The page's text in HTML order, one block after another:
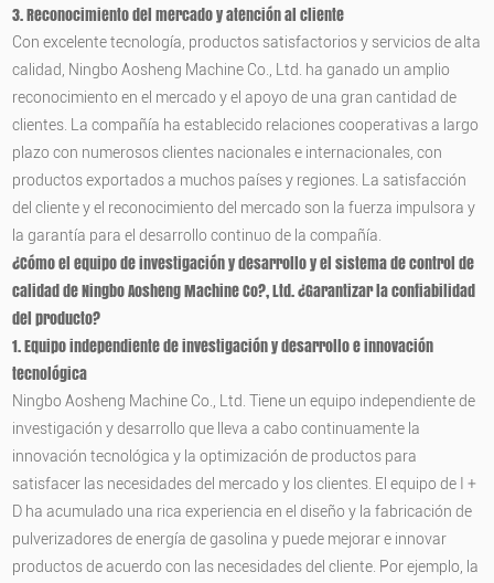
3. Reconocimiento del mercado y atención al cliente
Con excelente tecnología, productos satisfactorios y servicios de alta
calidad, Ningbo Aosheng Machine Co., Ltd. ha ganado un amplio
reconocimiento en el mercado y el apoyo de una gran cantidad de
clientes. La compañía ha establecido relaciones cooperativas a largo
plazo con numerosos clientes nacionales e internacionales, con
productos exportados a muchos países y regiones. La satisfacción
del cliente y el reconocimiento del mercado son la fuerza impulsora y
la garantía para el desarrollo continuo de la compañía.
¿Cómo el equipo de investigación y desarrollo y el sistema de control de
calidad de Ningbo Aosheng Machine Co?, Ltd. ¿Garantizar la confiabilidad
del producto?
1. Equipo independiente de investigación y desarrollo e innovación
tecnológica
Ningbo Aosheng Machine Co., Ltd. Tiene un equipo independiente de
investigación y desarrollo que lleva a cabo continuamente la
innovación tecnológica y la optimización de productos para
satisfacer las necesidades del mercado y los clientes. El equipo de I +
D ha acumulado una rica experiencia en el diseño y la fabricación de
pulverizadores de energía de gasolina y puede mejorar e innovar
productos de acuerdo con las necesidades del cliente. Por ejemplo, la